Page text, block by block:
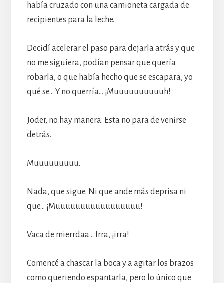
había cruzado con una camioneta cargada de
recipientes para la leche.
Decidí acelerar el paso para dejarla atrás y que
no me siguiera, podían pensar que quería
robarla, o que había hecho que se escapara, yo
qué se… Y no querría… ¡Muuuuuuuuuuh!
Joder, no hay manera. Esta no para de venirse
detrás.
Muuuuuuuuu.
Nada, que sigue. Ni que ande más deprisa ni
que… ¡Muuuuuuuuuuuuuuuuu!
Vaca de mierrdaa… Irra, ¡irra!
Comencé a chascar la boca y a agitar los brazos
como queriendo espantarla, pero lo único que